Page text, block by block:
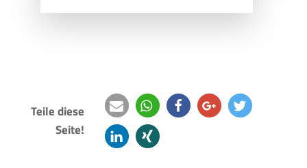
Teile diese
Seite!
e- teilen